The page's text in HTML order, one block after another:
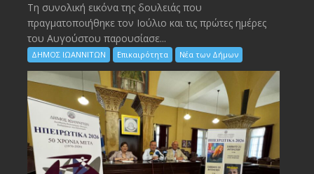
Τη συνολική εικόνα της δουλειάς που
πραγματοποιήθηκε τον Ιούλιο και τις πρώτες ημέρες
του Αυγούστου παρουσίασε...
ΔΗΜΟΣ ΙΩΑΝΝΙΤΩΝ Επικαιρότητα Νέα των Δήμων